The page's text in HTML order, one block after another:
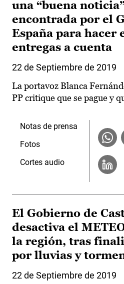
una “buena
encontrada por el
España para hacer
entregas a cuenta
22 de Septiembre de 2019
La portavoz Blanca
PP critique que se pague y
Notas de prensa
Fotos
Cortes audio
El Gobierno de
desactiva el
la región, tras
por lluvias y
22 de Septiembre de 2019